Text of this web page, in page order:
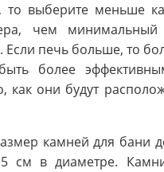
то выберите меньше
чем минимальный
Если печь больше, то
более
как они будут
камней для бани
см в диаметре.